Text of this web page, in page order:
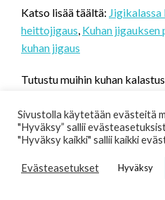
Katso lisää täältä: Jigikalassa
heittojigaus, Kuhan jigauksen
kuhan jigaus
Tutustu muihin kuhan
on
pikkupojasta asti. Suurimmat
Sivustolla käytetään evästeitä
"Hyväksy” sallii
"Hyväksy kaikki" sallii kaikki
Evästeasetukset Hyväksy